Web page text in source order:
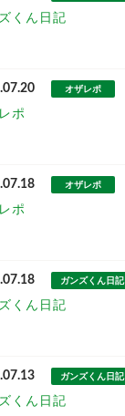
くん日記
オザレポ
ポ
オザレポ
ポ
ガンズくん日記
くん日記
ガンズくん日記
くん日記